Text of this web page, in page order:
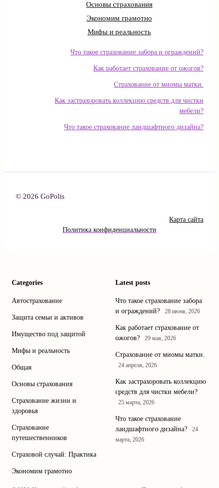
Основы страхования
Экономим грамотно
Мифы и реальность
Что такое страхование забора и ограждений?
Как работает страхование от ожогов?
Страхование от миомы матки.
Как застрахоровать коллекцию средств для чистки
мебели?
Что такое страхование ландшафтного дизайна?
© 2026 GoPolis
Карта сайта
Политика конфиденциальности
Categories
Автострахование
Защита семьи и активов
Имущество под защитой
Мифы и реальность
Общая
Основы страхования
Страхование жизни и
здоровья
Страхование
путешественников
Страховой случай: Практика
Экономим грамотно
Latest posts
Что такое страхование забора
и ограждений?
28 июня, 2026
Как работает страхование от
ожогов?
29 мая, 2026
Страхование от миомы матки.
24 апреля, 2026
Как застрахоровать коллекцию
средств для чистки мебели?
25 марта, 2026
Что такое страхование
ландшафтного дизайна?
24
марта, 2026